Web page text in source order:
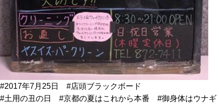
#2017年7月25日 #店頭ブラックボード
#土用の丑の日 #京都の夏はこれから本番 #御身体はウナギ